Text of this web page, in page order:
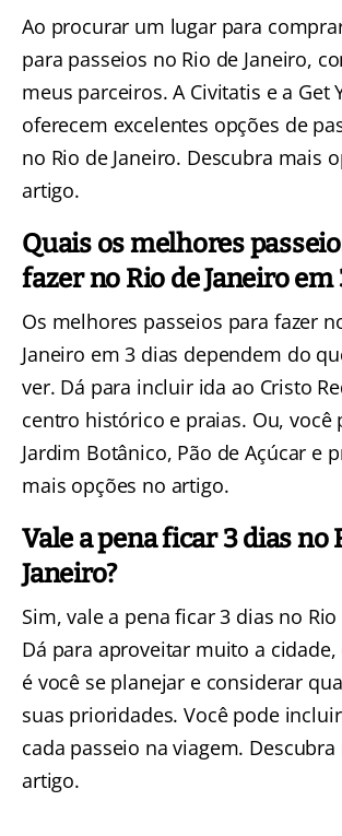
Ao procurar um lugar para
para passeios no Rio de Janeiro,
meus parceiros. A Civitatis e a Get
oferecem excelentes opções de
no Rio de Janeiro. Descubra mais
artigo.
Quais os melhores
fazer no Rio de Janeiro em
Os melhores passeios para fazer
Janeiro em 3 dias dependem do
ver. Dá para incluir ida ao Cristo
centro histórico e praias. Ou, você
Jardim Botânico, Pão de Açúcar e
mais opções no artigo.
Vale a pena ficar 3 dias no
Janeiro?
Sim, vale a pena ficar 3 dias no Rio
Dá para aproveitar muito a
é você se planejar e considerar
suas prioridades. Você pode
cada passeio na viagem.
artigo.